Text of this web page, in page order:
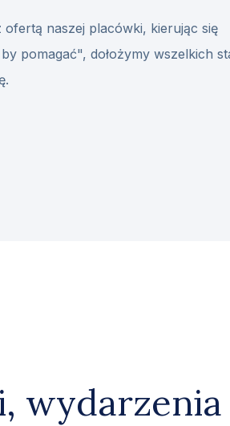
naszej placówki, kierując się
pomagać", dołożymy wszelkich
wydarzenia